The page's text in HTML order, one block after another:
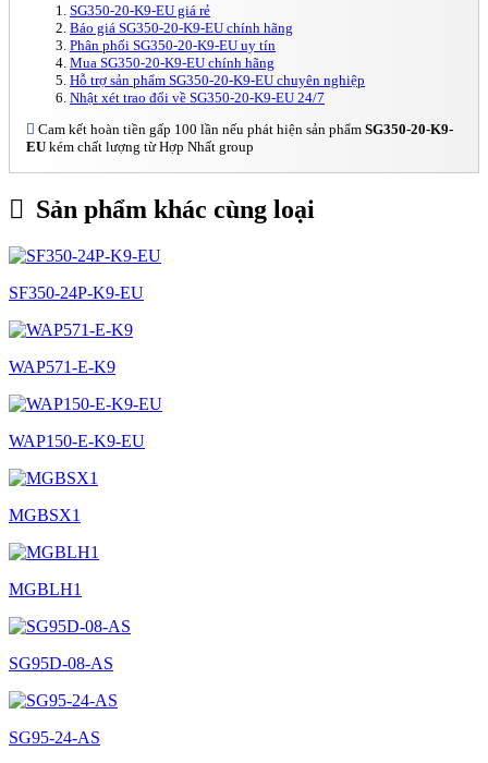
SG350-20-K9-EU giá rẻ
Báo giá SG350-20-K9-EU chính hãng
Phân phối SG350-20-K9-EU uy tín
Mua SG350-20-K9-EU chính hãng
Hỗ trợ sản phẩm SG350-20-K9-EU chuyên nghiệp
Nhật xét trao đổi về SG350-20-K9-EU 24/7
Cam kết hoàn tiền gấp 100 lần nếu phát hiện sản phẩm SG350-20-K9-
EU kém chất lượng từ Hợp Nhất group
Sản phẩm khác cùng loại
SF350-24P-K9-EU
WAP571-E-K9
WAP150-E-K9-EU
MGBSX1
MGBLH1
SG95D-08-AS
SG95-24-AS